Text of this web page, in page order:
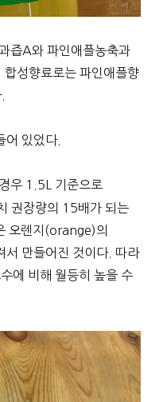
즙A와 파인애플농축과
성향료로는 파인애플향
어 있었다.
우 1.5L 기준으로
권장량의 15배가 되는
오렌지(orange)의
서 만들어진 것이다. 따라
에 비해 월등히 높을 수